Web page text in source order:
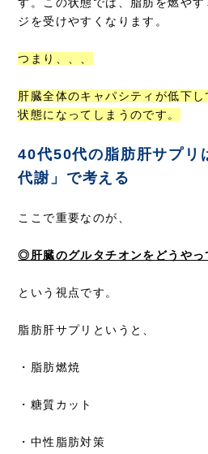
ジを受けやすくなります。
つまり、、、
肝臓全体のキャパシティが低下し
状態になってしまうのです。
40代50代の脂肪肝サプリ
代謝」で考える
ここで重要なのが、
◎肝臓のグルタチオンをどうやっ
という視点です。
脂肪肝サプリというと、
・脂肪燃焼
・糖質カット
・中性脂肪対策